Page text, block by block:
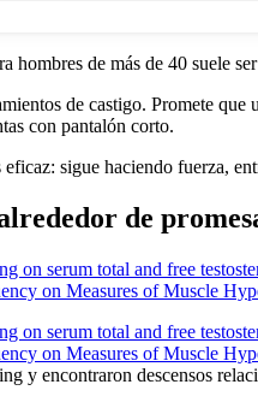
hombres de más de 40 suele
de castigo. Promete
con pantalón corto.
sigue haciendo fuerza,
de
on serum total and free
on Measures of Muscle
on serum total and free
on Measures of Muscle
y encontraron descensos